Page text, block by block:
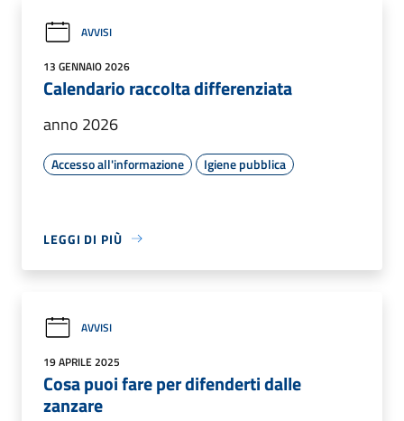
AVVISI
13 GENNAIO 2026
Calendario raccolta differenziata
anno 2026
Accesso all'informazione Igiene pubblica
LEGGI DI PIÙ
AVVISI
19 APRILE 2025
Cosa puoi fare per difenderti dalle
zanzare